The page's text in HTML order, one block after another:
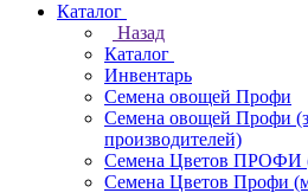
Каталог
Назад
Каталог
Инвентарь
Семена овощей Профи
Семена овощей Профи
производителей)
Семена Цветов ПРОФИ
Семена Цветов Профи